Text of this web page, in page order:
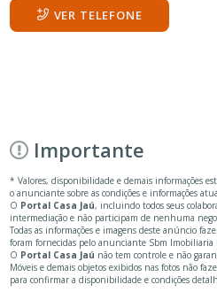
VER TELEFONE
Importante
* Valores, disponibilidade e demais informações
o anunciante sobre as condições e informações
O Portal Casa Jaú, incluindo todos seus
intermediação e não participam de nenhuma
Todas as informações e imagens deste anúncio
foram fornecidas pelo anunciante Sbm Imobiliaria
O Portal Casa Jaú não tem controle e não
Móveis e demais objetos exibidos nas fotos não
para confirmar a disponibilidade e condições